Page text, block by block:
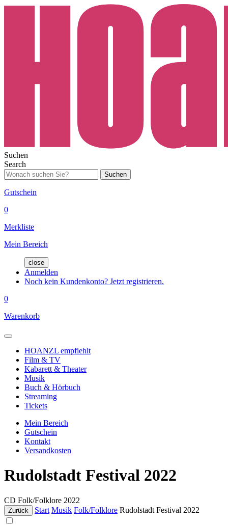
Suchen
Search
Suchen
Gutschein
0
Merkliste
Mein Bereich
close
Anmelden
Noch kein Kundenkonto? Jetzt registrieren.
0
Warenkorb
HOANZL empfiehlt
Film & TV
Kabarett & Theater
Musik
Buch & Hörbuch
Streaming
Tickets
Mein Bereich
Gutschein
Kontakt
Versandkosten
Rudolstadt Festival 2022
CD Folk/Folklore 2022
Zurück Start Musik Folk/Folklore Rudolstadt Festival 2022